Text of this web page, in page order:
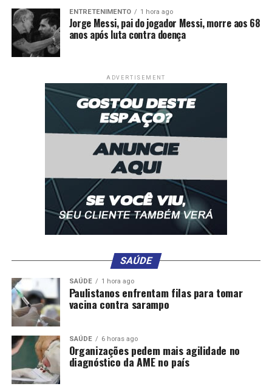
RELATED TOPICS: ANÁLISE CAS DESTAQUE
PARA
POLITICA
PROJETOS PRONTOS SENADO
Salles quer desgastar imagem de Bolsonaro, diz Mario
DON'T MISS
PL da Anistia será discutido em reunião de líderes, diz
ENTRETENIMENTO 1 hora ago
Jorge Messi, pai do jogador Messi, morre aos 68
anos após luta contra doença
ADVERTISEMENT
SAÚDE
SAÚDE 1 hora ago
Paulistanos enfrentam filas para tomar
vacina contra sarampo
SAÚDE 6 horas ago
Organizações pedem mais agilidade no
diagnóstico da AME no país